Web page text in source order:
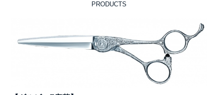
PRODUCTS